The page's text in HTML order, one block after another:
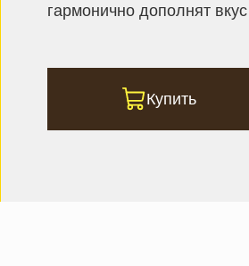
гармонично дополнят
Купить